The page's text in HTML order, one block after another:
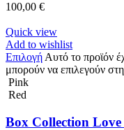
100,00 €
Quick view
Add to wishlist
Επιλογή Αυτό το προϊόν
μπορούν να επιλεγούν
Pink
Red
Box Collection